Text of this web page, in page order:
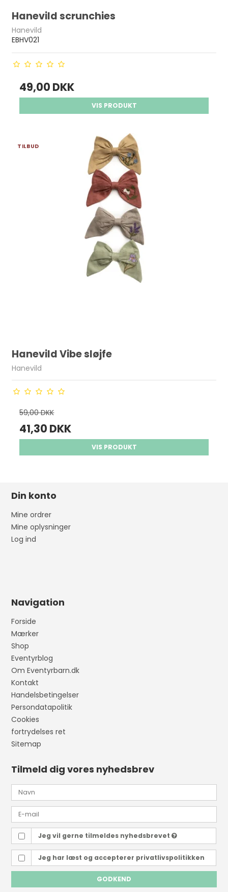
Hanevild scrunchies
Hanevild
EBHV021
49,00 DKK
VIS PRODUKT
TILBUD
Hanevild Vibe sløjfe
Hanevild
59,00 DKK
41,30 DKK
VIS PRODUKT
Din konto
Mine ordrer
Mine oplysninger
Log ind
Navigation
Forside
Mærker
Shop
Eventyrblog
Om Eventyrbarn.dk
Kontakt
Handelsbetingelser
Persondatapolitik
Cookies
fortrydelses ret
Sitemap
Tilmeld dig vores nyhedsbrev
Jeg vil gerne tilmeldes nyhedsbrevet
Jeg har læst og accepterer privatlivspolitikken
GODKEND